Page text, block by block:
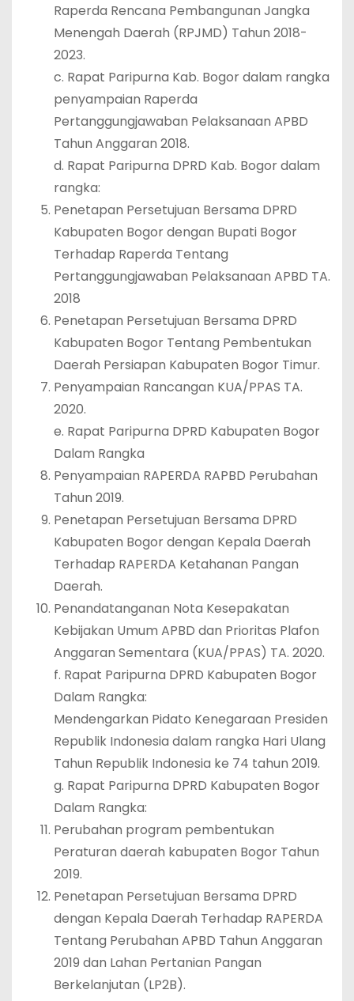
Raperda Rencana Pembangunan Jangka
Menengah Daerah (RPJMD) Tahun 2018-
2023.
c. Rapat Paripurna Kab. Bogor dalam rangka
penyampaian Raperda
Pertanggungjawaban Pelaksanaan APBD
Tahun Anggaran 2018.
d. Rapat Paripurna DPRD Kab. Bogor dalam
rangka:
Penetapan Persetujuan Bersama DPRD
Kabupaten Bogor dengan Bupati Bogor
Terhadap Raperda Tentang
Pertanggungjawaban Pelaksanaan APBD TA.
2018
Penetapan Persetujuan Bersama DPRD
Kabupaten Bogor Tentang Pembentukan
Daerah Persiapan Kabupaten Bogor Timur.
Penyampaian Rancangan KUA/PPAS TA.
2020.
e. Rapat Paripurna DPRD Kabupaten Bogor
Dalam Rangka
Penyampaian RAPERDA RAPBD Perubahan
Tahun 2019.
Penetapan Persetujuan Bersama DPRD
Kabupaten Bogor dengan Kepala Daerah
Terhadap RAPERDA Ketahanan Pangan
Daerah.
Penandatanganan Nota Kesepakatan
Kebijakan Umum APBD dan Prioritas Plafon
Anggaran Sementara (KUA/PPAS) TA. 2020.
f. Rapat Paripurna DPRD Kabupaten Bogor
Dalam Rangka:
Mendengarkan Pidato Kenegaraan Presiden
Republik Indonesia dalam rangka Hari Ulang
Tahun Republik Indonesia ke 74 tahun 2019.
g. Rapat Paripurna DPRD Kabupaten Bogor
Dalam Rangka:
Perubahan program pembentukan
Peraturan daerah kabupaten Bogor Tahun
2019.
Penetapan Persetujuan Bersama DPRD
dengan Kepala Daerah Terhadap RAPERDA
Tentang Perubahan APBD Tahun Anggaran
2019 dan Lahan Pertanian Pangan
Berkelanjutan (LP2B).